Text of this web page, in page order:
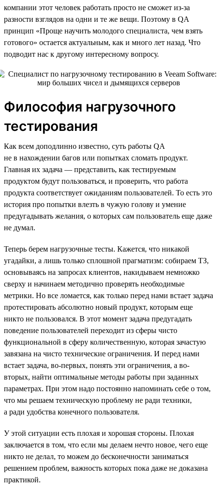
компании этот человек работать просто не сможет из-за
разности взглядов на одни и те же вещи. Поэтому в QA
принцип «Проще научить молодого специалиста, чем взять
готового» остается актуальным, как и много лет назад. Что
подводит нас к другому интересному вопросу.
Философия нагрузочного
тестирования
Как всем доподлинно известно, суть работы QA
не в нахождении багов или попытках сломать продукт.
Главная их задача — представить, как тестируемым
продуктом будут пользоваться, и проверить, что работа
продукта соответствует ожиданиям пользователей. То есть это
история про попытки влезть в чужую голову и умение
предугадывать желания, о которых сам пользователь еще даже
не думал.
Теперь берем нагрузочные тесты. Кажется, что никакой
угадайки, а лишь только сплошной прагматизм: собираем ТЗ,
основываясь на запросах клиентов, накидываем немножко
сверху и начинаем методично проверять необходимые
метрики. Но все ломается, как только перед нами встает задача
протестировать абсолютно новый продукт, которым еще
никто не пользовался. В этот момент задача предугадать
поведение пользователей переходит из сферы чисто
функциональной в сферу количественную, которая зачастую
завязана на чисто технические ограничения. И перед нами
встает задача, во-первых, понять эти ограничения, а во-
вторых, найти оптимальные методы работы при заданных
параметрах. При этом надо постоянно напоминать себе о том,
что мы решаем техническую проблему не ради техники,
а ради удобства конечного пользователя.
У этой ситуации есть плохая и хорошая стороны. Плохая
заключается в том, что если мы делаем нечто новое, чего еще
никто не делал, то можем до бесконечности заниматься
решением проблем, важность которых пока даже не доказана
практикой.